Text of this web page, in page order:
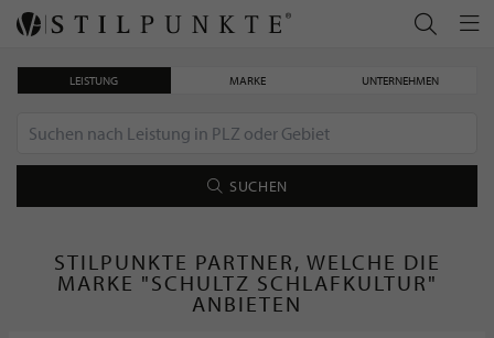
LEISTUNG MARKE UNTERNEHMEN
SUCHEN
STILPUNKTE PARTNER, WELCHE DIE
MARKE "SCHULTZ SCHLAFKULTUR"
ANBIETEN